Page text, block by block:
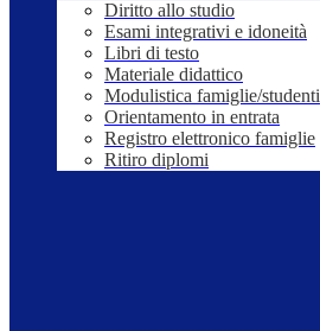
Diritto allo studio
Esami integrativi e idoneità
Libri di testo
Materiale didattico
Modulistica famiglie/studenti
Orientamento in entrata
Registro elettronico famiglie
Ritiro diplomi